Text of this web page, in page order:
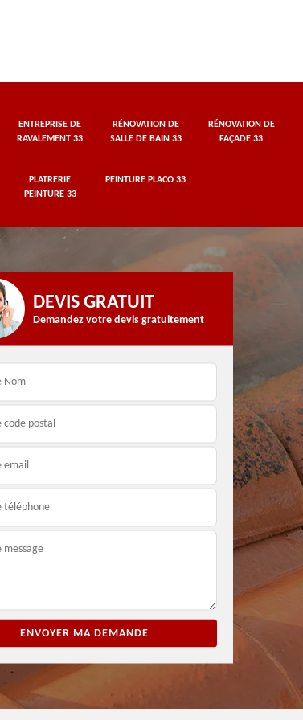
ENTREPRISE DE
RAVALEMENT 33
RÉNOVATION DE
SALLE DE BAIN 33
RÉNOVATION DE
FAÇADE 33
PLATRERIE
PEINTURE 33
PEINTURE PLACO 33
Entreprise de peinture
33
Peintre et peinture de
façade 33
DEVIS GRATUIT
Demandez votre devis gratuitement